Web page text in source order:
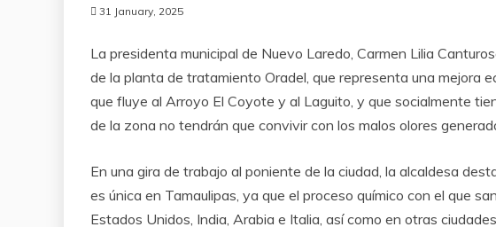
31 January, 2025
La presidenta municipal de Nuevo Laredo, Carmen Lilia
de la planta de tratamiento Oradel, que representa una mejora
que fluye al Arroyo El Coyote y al Laguito, y que socialmente
de la zona no tendrán que convivir con los malos olores
En una gira de trabajo al poniente de la ciudad, la alcaldesa
es única en Tamaulipas, ya que el proceso químico con el que
Estados Unidos, India, Arabia e Italia, así como en otras